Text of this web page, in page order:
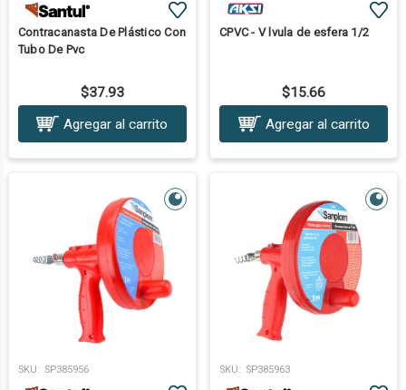
Contracanasta De Plástico Con
Tubo De Pvc
$37.93
Agregar al carrito
CPVC - V lvula de esfera 1/2
$15.66
Agregar al carrito
SKU: SP385956 SKU: SP385963